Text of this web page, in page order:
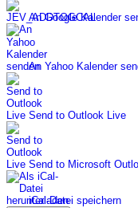
An Google Kalender
An Yahoo Kalender
Send to Outlook Live
Send to Microsoft
iCal-Datei speichern